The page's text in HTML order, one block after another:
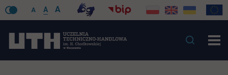
A A A